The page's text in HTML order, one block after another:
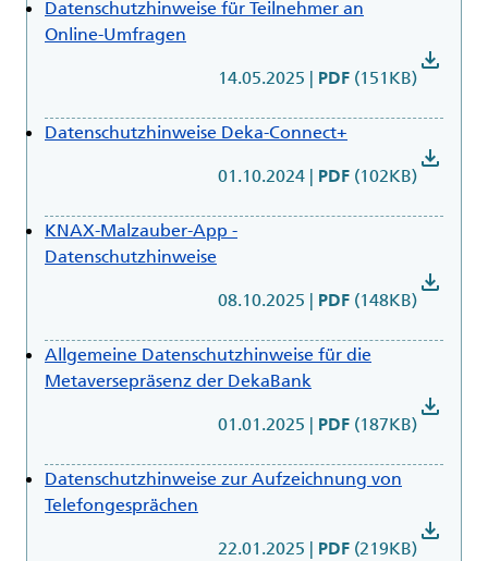
Datenschutzhinweise für Teilnehmer an
Online-Umfragen
14.05.2025 | PDF (151KB)
download
Datenschutzhinweise Deka-Connect+
01.10.2024 | PDF (102KB)
download
KNAX-Malzauber-App -
Datenschutzhinweise
08.10.2025 | PDF (148KB)
download
Allgemeine Datenschutzhinweise für die
Metaversepräsenz der DekaBank
01.01.2025 | PDF (187KB)
download
Datenschutzhinweise zur Aufzeichnung von
Telefongesprächen
22.01.2025 | PDF (219KB)
download